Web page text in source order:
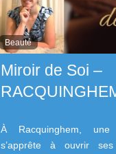
Beauté
Miroir de Soi –
À Racquinghem, une
s’apprête à ouvrir